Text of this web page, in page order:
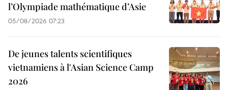
l’Olympiade mathématique d’Asie
05/08/2026 07:23
De jeunes talents scientifiques
vietnamiens à l'Asian Science Camp
2026